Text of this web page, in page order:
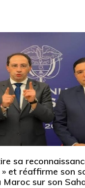
sa
» et réaffirme son
sur son